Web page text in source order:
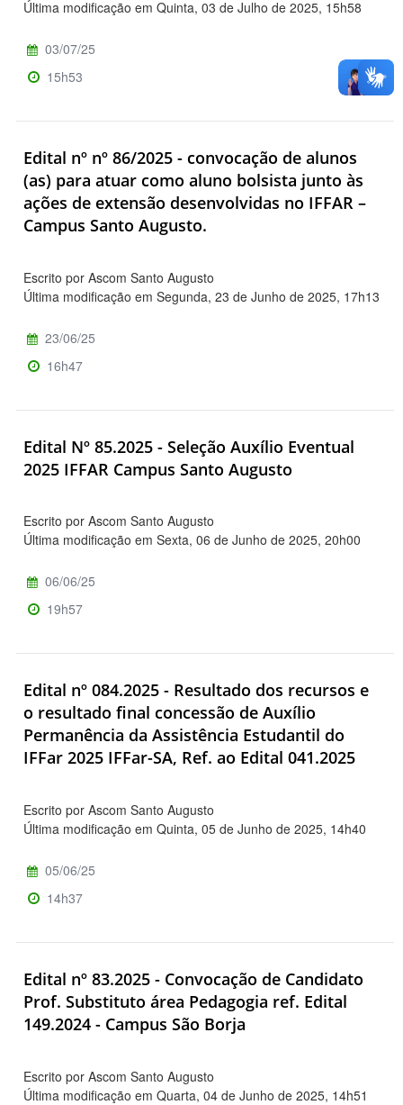
Última modificação em Quinta, 03 de Julho de 2025, 15h58
03/07/25
15h53
Edital nº nº 86/2025 - convocação de alunos
(as) para atuar como aluno bolsista junto às
ações de extensão desenvolvidas no IFFAR –
Campus Santo Augusto.
Escrito por Ascom Santo Augusto
Última modificação em Segunda, 23 de Junho de 2025, 17h13
23/06/25
16h47
Edital Nº 85.2025 - Seleção Auxílio Eventual
2025 IFFAR Campus Santo Augusto
Escrito por Ascom Santo Augusto
Última modificação em Sexta, 06 de Junho de 2025, 20h00
06/06/25
19h57
Edital nº 084.2025 - Resultado dos recursos e
o resultado final concessão de Auxílio
Permanência da Assistência Estudantil do
IFFar 2025 IFFar-SA, Ref. ao Edital 041.2025
Escrito por Ascom Santo Augusto
Última modificação em Quinta, 05 de Junho de 2025, 14h40
05/06/25
14h37
Edital nº 83.2025 - Convocação de Candidato
Prof. Substituto área Pedagogia ref. Edital
149.2024 - Campus São Borja
Escrito por Ascom Santo Augusto
Última modificação em Quarta, 04 de Junho de 2025, 14h51